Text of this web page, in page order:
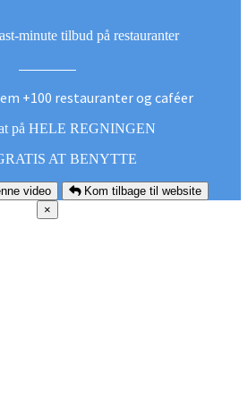
minute tilbud på restauranter
+100 restauranter og caféer
på HELE REGNINGEN
AT BENYTTE
video
Kom tilbage til website
×